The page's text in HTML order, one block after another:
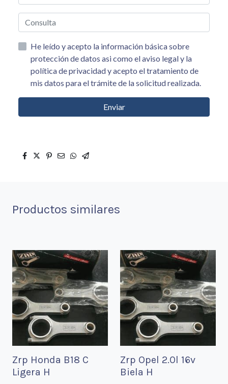
He leído y acepto la información básica sobre
protección de datos asi como el aviso legal y la
política de privacidad y acepto el tratamiento de
mis datos para el trámite de la solicitud realizada.
Enviar
Productos similares
Zrp Honda B18 C
Ligera H
Zrp Opel 2.0l 16v
Biela H